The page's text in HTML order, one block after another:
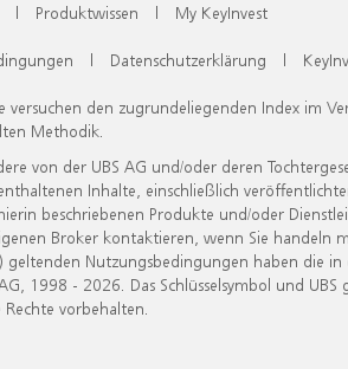
| Produktwissen | My KeyInvest
| Datenschutzerklärung |
den zugrundeliegenden Index im
Methodik.
von der UBS AG und/oder deren
Inhalte, einschließlich
beschriebenen Produkte und/oder
Broker kontaktieren, wenn Sie handeln
) geltenden Nutzungsbedingungen haben die in
1998 - 2026. Das Schlüsselsymbol und
vorbehalten.